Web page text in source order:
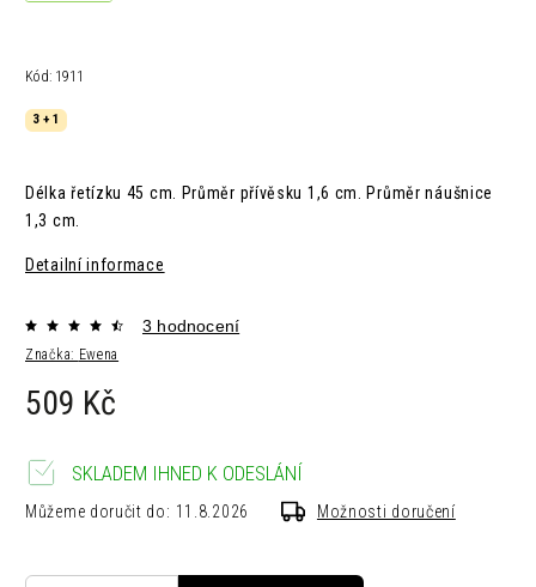
Kód: 1911
3 + 1
Délka řetízku 45 cm. Průměr přívěsku 1,6 cm. Průměr náušnice
1,3 cm.
Detailní informace
Značka: Ewena
3 hodnocení
509 Kč
SKLADEM IHNED K ODESLÁNÍ
Můžeme doručit do: 11.8.2026 Možnosti doručení